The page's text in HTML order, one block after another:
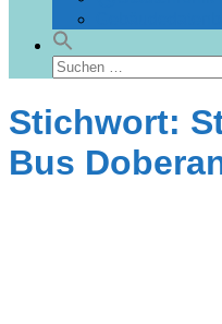
Suchen
nach:
Stichwort:
Bus